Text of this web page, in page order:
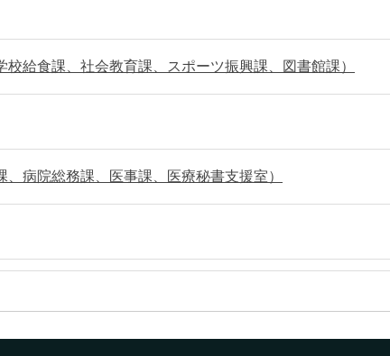
給食課、社会教育課、スポーツ振興課、図書館課）
病院総務課、医事課、医療秘書支援室）